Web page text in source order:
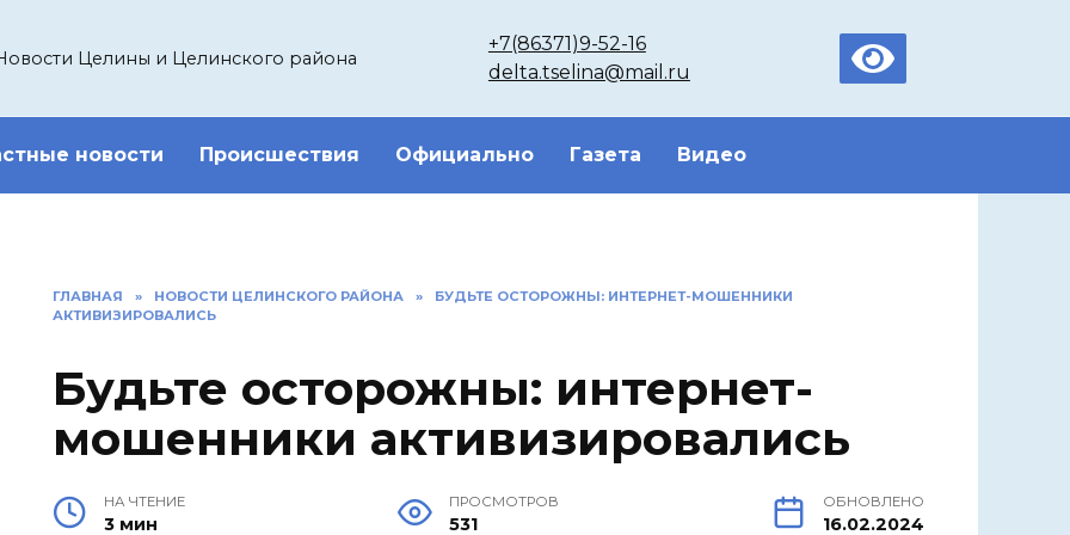
Целины и Целинского района
+7(86371)9-52-16
delta.tselina@mail.ru
новости Происшествия Официально Газета Видео
ГЛАВНАЯ » НОВОСТИ ЦЕЛИНСКОГО РАЙОНА »
БУДЬТЕ ОСТОРОЖНЫ: ИНТЕРНЕТ-МОШЕННИКИ
АКТИВИЗИРОВАЛИСЬ
Будьте осторожны: интернет-
мошенники активизировались
НА ЧТЕНИЕ
3 мин
ПРОСМОТРОВ
531
ОБНОВЛЕНО
16.02.2024